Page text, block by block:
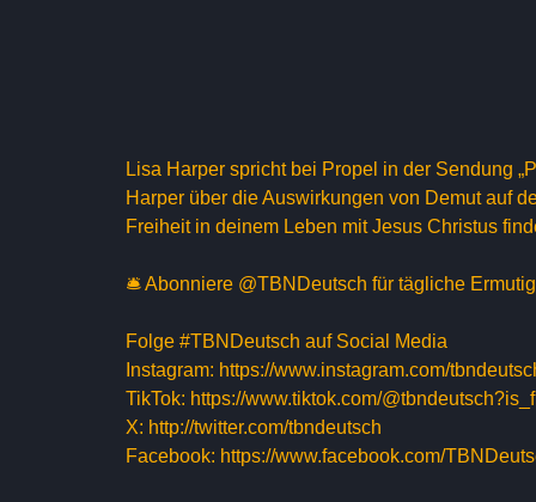
Lisa Harper spricht bei Propel in der Sendung
Harper über die Auswirkungen von Demut auf
Freiheit in deinem Leben mit Jesus Christus
🛎 Abonniere @TBNDeutsch für tägliche
Folge #TBNDeutsch auf Social Media
Instagram: https://www.instagram.com/
TikTok: https://www.tiktok.com/
X: http://twitter.com/tbndeutsch
Facebook: https://www.facebook.com/